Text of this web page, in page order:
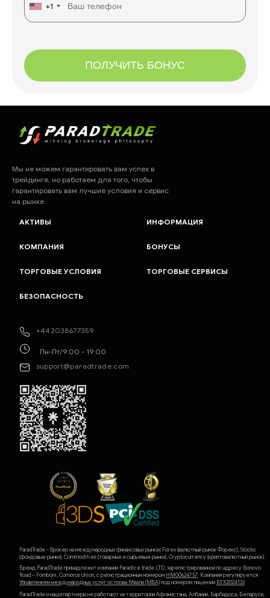
+1
ПОЛУЧИТЬ БОНУС
Мы не можем гарантировать вам успех в
трейдинге, но работаем для того, чтобы
гарантировать вам лучшие условия и сервис
на рынке.
+442038677359
Пн-Пт/9:00 - 19:00
support@paradtrade.com
АКТИВЫ ИНФОРМАЦИЯ
КОМПАНИЯ БОНУСЫ
ТОРГОВЫЕ УСЛОВИЯ ТОРГОВЫЕ СЕРВИСЫ
БЕЗОПАСНОСТЬ
ParadTrade - брокер на международных финансовых рынках Forex (валютный рынок Форекс), Stocks
(фондовые рынки), Commodities (товарные и сырьевые рынки), Cryptocurrency (криптовалютный рынок).
Бренд ParadTrade принадлежит компании Paradice trade LTD, зарегистрированной по адресу Bonovo
Road – Fomboni, Comoros Union, с регистрационным номером HM00624757. Компания регулируется
Управлением международных услуг острова Мвали (MlSA)под номером лицензии BFX2024133.
ParadTrade и наши партнеры не работают на территории Афганистана, Албании, Барбадоса, Беларуси,